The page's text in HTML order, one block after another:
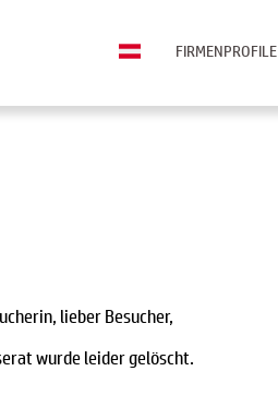
FIRMENPROFILE
lieber Besucher,
wurde leider gelöscht.